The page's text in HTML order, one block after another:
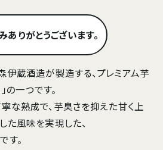
りがとうございます。
蔵酒造が製造する、プレミアム芋
の一つです。
な熟成で、芋臭さを抑えた甘く上
た風味を実現した、
す。